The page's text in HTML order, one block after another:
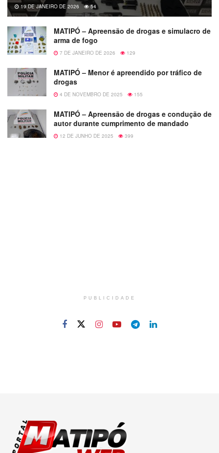
19 DE JANEIRO DE 2026 54
MATIPÓ – Apreensão de drogas e simulacro de
arma de fogo
7 DE JANEIRO DE 2026 129
MATIPÓ – Menor é apreendido por tráfico de
drogas
4 DE NOVEMBRO DE 2025 155
MATIPÓ – Apreensão de drogas e condução de
autor durante cumprimento de mandado
12 DE JUNHO DE 2025 399
PUBLICIDADE